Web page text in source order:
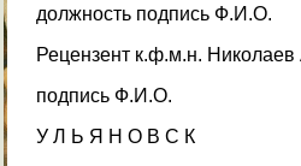
должность подпись Ф.И.О.
Рецензент к.ф.м.н.
подпись Ф.И.О.
У Л Ь Я Н О В С К